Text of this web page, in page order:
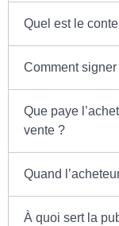
Quel est le
Comment
Que paye
vente ?
Quand
À quoi sert la